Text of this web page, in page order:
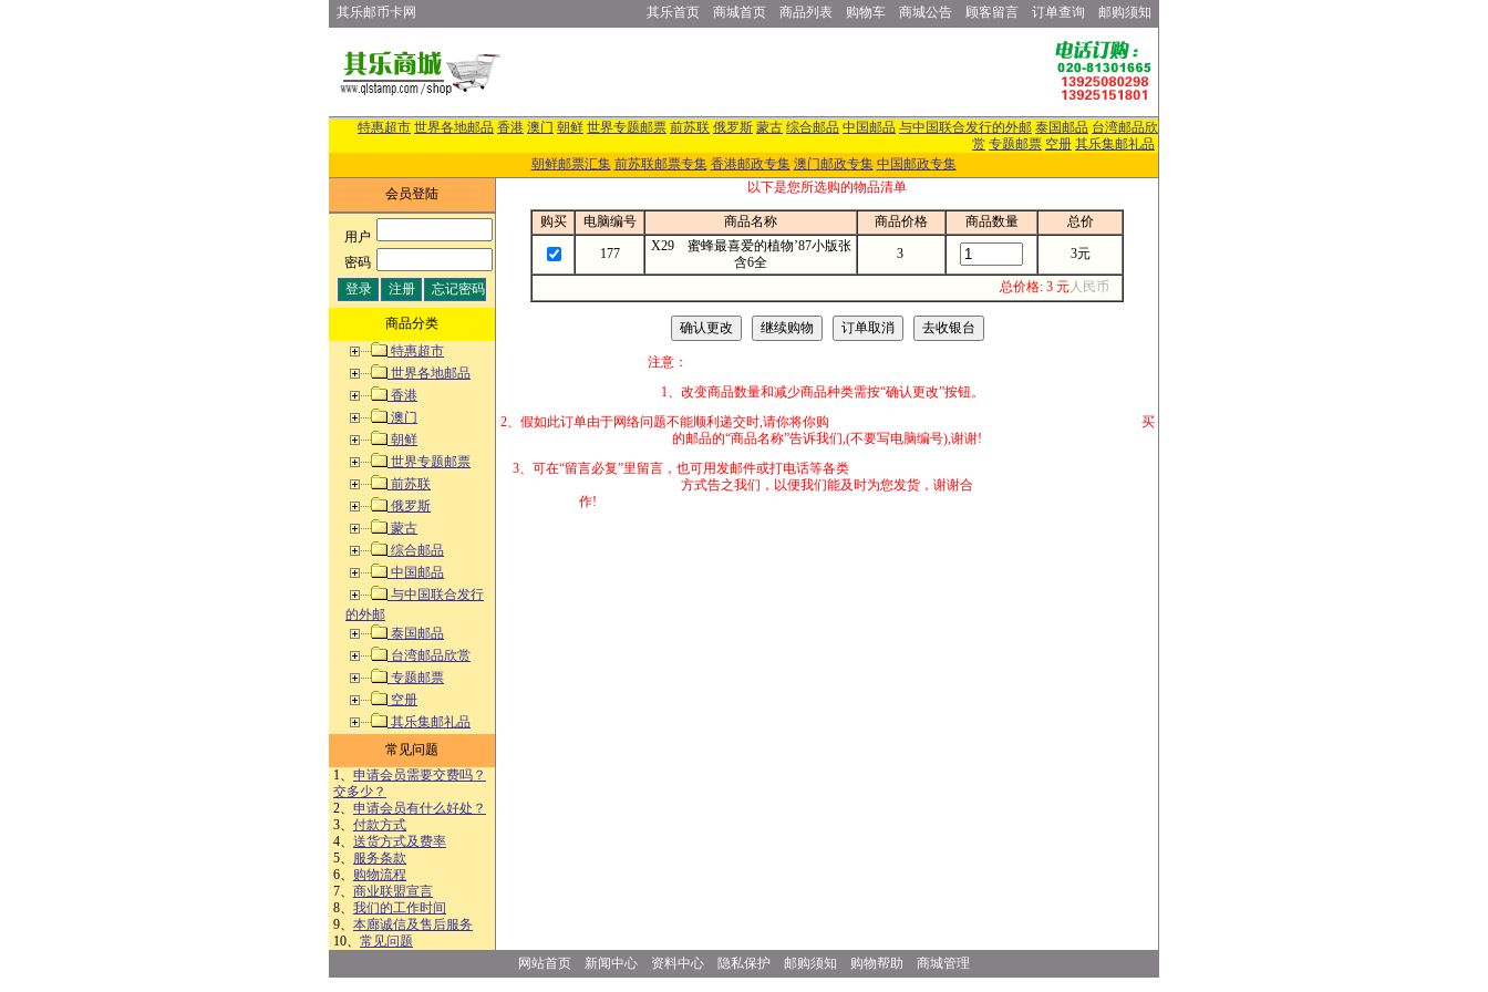
其乐邮币卡网 其乐首页 商城首页 商品列表 购物车 商城公告 顾客留言 订单查询 邮购须知
特惠超市 世界各地邮品 香港 澳门 朝鲜 世界专题邮票 前苏联 俄罗斯 蒙古 综合邮品 中国邮品 与中国联合发行的外邮 泰国邮品 台湾邮品欣
赏 专题邮票 空册 其乐集邮礼品
朝鲜邮票汇集 前苏联邮票专集 香港邮政专集 澳门邮政专集 中国邮政专集
会员登陆
用户:
密码:
商品分类
特惠超市
世界各地邮品
香港
澳门
朝鲜
世界专题邮票
前苏联
俄罗斯
蒙古
综合邮品
中国邮品
与中国联合发行
的外邮
泰国邮品
台湾邮品欣赏
专题邮票
空册
其乐集邮礼品
常见问题
1、 申请会员需要交费吗？
交多少？
2、 申请会员有什么好处？
3、 付款方式
4、 送货方式及费率
5、 服务条款
6、 购物流程
7、 商业联盟宣言
8、 我们的工作时间
9、 本廊诚信及售后服务
10、 常见问题
以下是您所选购的物品清单
购买 电脑编号 商品名称 商品价格 商品数量 总价
177
X29 蜜蜂最喜爱的植物’87小版张
含6全
3 3元
总价格: 3 元人民币
注意：
1、改变商品数量和减少商品种类需按“确认更改”按钮。
2、假如此订单由于网络问题不能顺利递交时,请你将你购 买
的邮品的“商品名称”告诉我们,(不要写电脑编号),谢谢!
3、可在“留言必复”里留言，也可用发邮件或打电话等各类
方式告之我们，以便我们能及时为您发货，谢谢合
作!
网站首页 新闻中心 资料中心 隐私保护 邮购须知 购物帮助 商城管理